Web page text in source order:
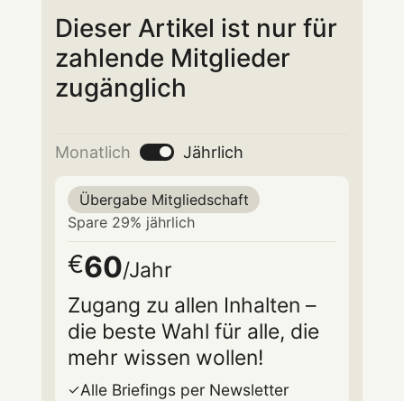
Dieser Artikel ist nur für
zahlende Mitglieder
zugänglich
Monatlich Jährlich
Übergabe Mitgliedschaft
Spare 29% jährlich
€60/Jahr
Zugang zu allen Inhalten –
die beste Wahl für alle, die
mehr wissen wollen!
Alle Briefings per Newsletter